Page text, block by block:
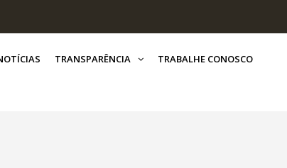
TRANSPARÊNCIA TRABALHE CONOSCO